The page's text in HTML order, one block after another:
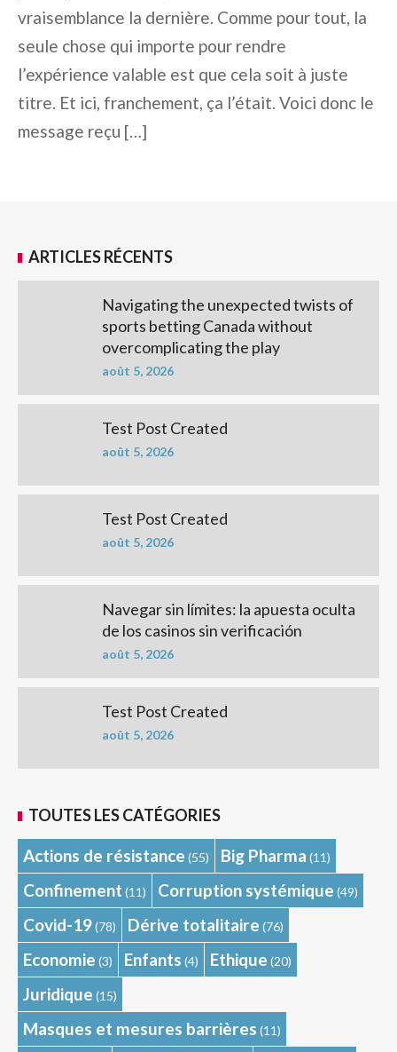
vraisemblance la dernière. Comme pour tout, la
seule chose qui importe pour rendre
l’expérience valable est que cela soit à juste
titre. Et ici, franchement, ça l’était. Voici donc le
message reçu […]
ARTICLES RÉCENTS
Navigating the unexpected twists of
sports betting Canada without
overcomplicating the play
août 5, 2026
Test Post Created
août 5, 2026
Test Post Created
août 5, 2026
Navegar sin límites: la apuesta oculta
de los casinos sin verificación
août 5, 2026
Test Post Created
août 5, 2026
TOUTES LES CATÉGORIES
Actions de résistance (55) Big Pharma (11)
Confinement (11) Corruption systémique (49)
Covid-19(78) Dérive totalitaire (76)
Economie (3) Enfants (4) Ethique (20)
Juridique (15)
Masques et mesures barrières (11)